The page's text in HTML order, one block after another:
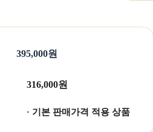
395,000원
316,000원
· 기본 판매가격 적용 상품